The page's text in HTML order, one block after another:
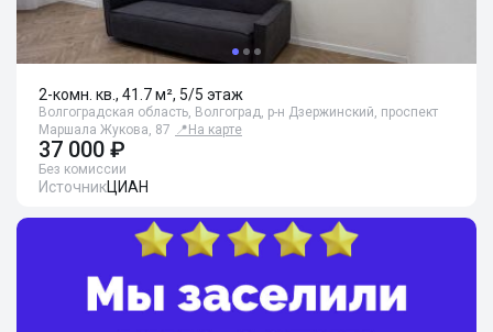
2-комн. кв., 41.7 м², 5/5 этаж
Волгоградская область, Волгоград, р-н Дзержинский, проспект
Маршала Жукова, 87 📍 На карте
37 000 ₽
Без комиссии
ИсточникЦИАН